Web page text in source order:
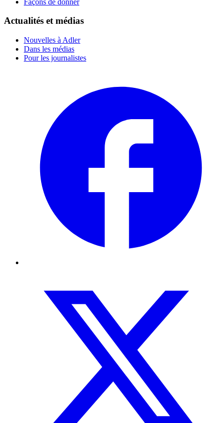
Actualités et médias
Nouvelles à Adler
Dans les médias
Pour les journalistes